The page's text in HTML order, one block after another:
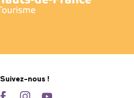
Suivez-nous !